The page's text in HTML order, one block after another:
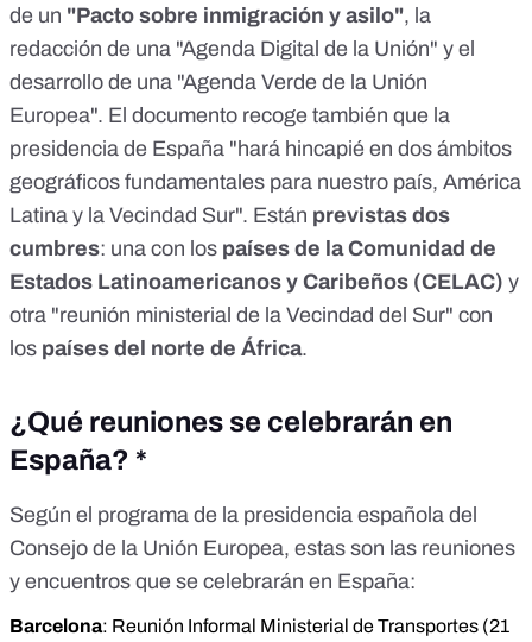
de un "Pacto sobre inmigración y asilo", la
redacción de una "Agenda Digital de la Unión" y el
desarrollo de una "Agenda Verde de la Unión
Europea". El documento recoge también que la
presidencia de España "hará hincapié en dos ámbitos
geográficos fundamentales para nuestro país, América
Latina y la Vecindad Sur". Están previstas dos
cumbres: una con los países de la Comunidad de
Estados Latinoamericanos y Caribeños (CELAC) y
otra "reunión ministerial de la Vecindad del Sur" con
los países del norte de África.
¿Qué reuniones se celebrarán en
España? *
Según el programa de la presidencia española del
Consejo de la Unión Europea, estas son las reuniones
y encuentros que se celebrarán en España:
Barcelona: Reunión Informal Ministerial de Transportes (21